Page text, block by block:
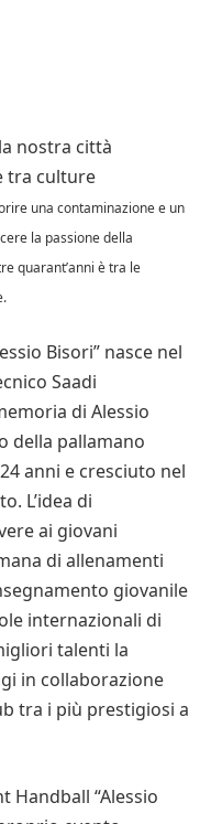
nostra città
tra culture
una contaminazione e un
la passione della
quarant’anni è tra le
Bisori” nasce nel
Saadi
di Alessio
della pallamano
anni e cresciuto nel
L’idea di
ai giovani
di allenamenti
giovanile
internazionali di
talenti la
in collaborazione
tra i più prestigiosi a
Handball “Alessio